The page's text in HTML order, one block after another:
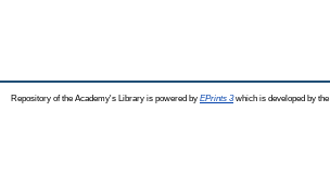
Repository of the Academy's Library is powered by EPrints 3which is developed by the